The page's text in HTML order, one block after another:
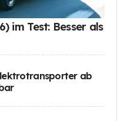
im Test: Besser als
ab